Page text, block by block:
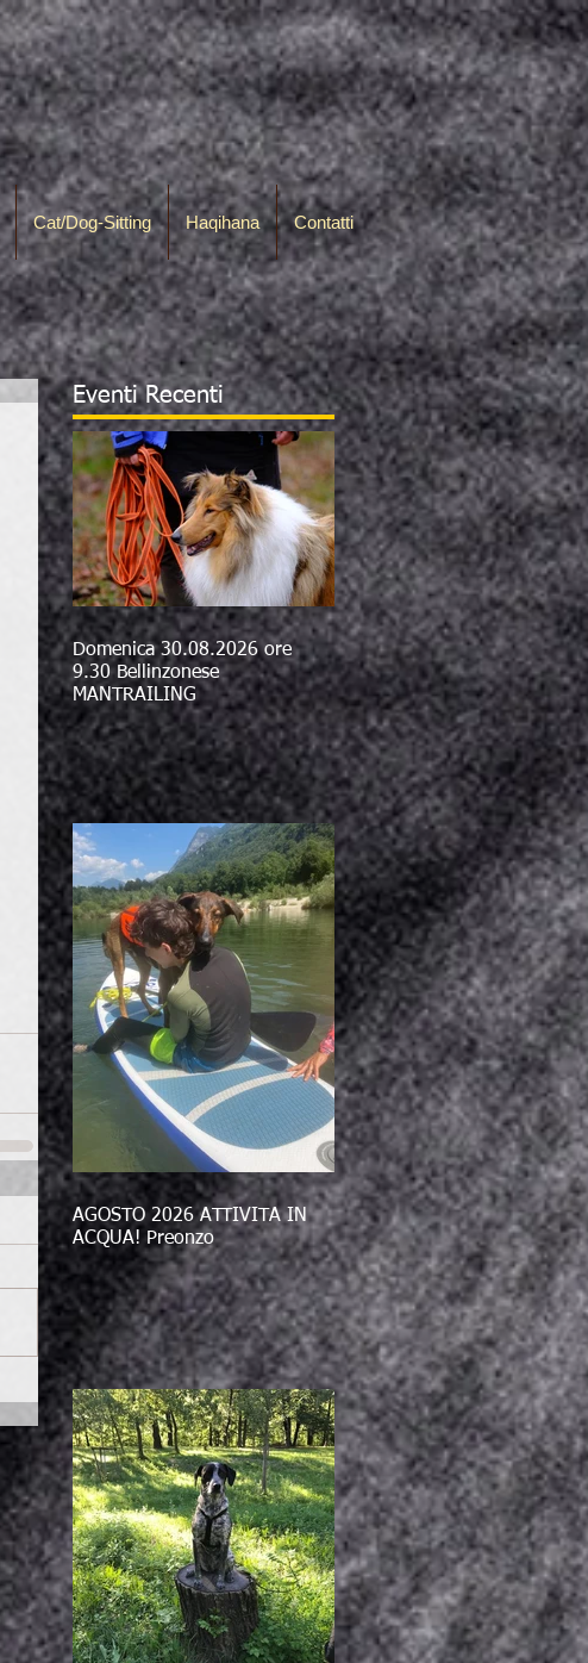
Cat/Dog-Sitting Haqihana Contatti
Eventi Recenti
Domenica 30.08.2026 ore
9.30 Bellinzonese
MANTRAILING
AGOSTO 2026 ATTIVITÀ IN
ACQUA! Preonzo